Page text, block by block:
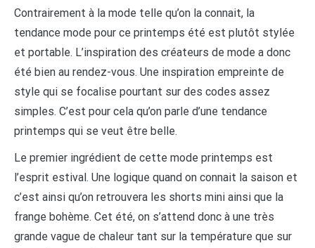
Contrairement à la mode telle qu’on la connait, la
tendance mode pour ce printemps été est plutôt stylée
et portable. L’inspiration des créateurs de mode a donc
été bien au rendez-vous. Une inspiration empreinte de
style qui se focalise pourtant sur des codes assez
simples. C’est pour cela qu’on parle d’une tendance
printemps qui se veut être belle.
Le premier ingrédient de cette mode printemps est
l’esprit estival. Une logique quand on connait la saison et
c’est ainsi qu’on retrouvera les shorts mini ainsi que la
frange bohème. Cet été, on s’attend donc à une très
grande vague de chaleur tant sur la température que sur